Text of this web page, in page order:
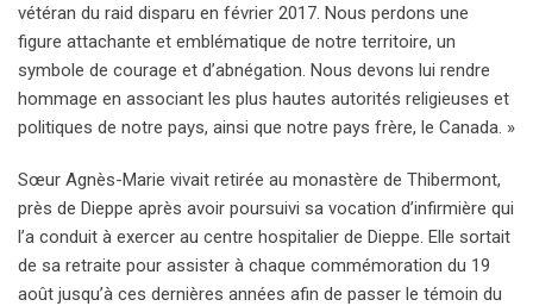
vétéran du raid disparu en février 2017. Nous perdons une
figure attachante et emblématique de notre territoire, un
symbole de courage et d’abnégation. Nous devons lui rendre
hommage en associant les plus hautes autorités religieuses et
politiques de notre pays, ainsi que notre pays frère, le Canada. »
Sœur Agnès-Marie vivait retirée au monastère de Thibermont,
près de Dieppe après avoir poursuivi sa vocation d’infirmière qui
l’a conduit à exercer au centre hospitalier de Dieppe. Elle sortait
de sa retraite pour assister à chaque commémoration du 19
août jusqu’à ces dernières années afin de passer le témoin du